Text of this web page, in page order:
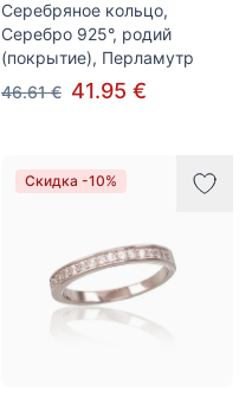
Серебряное кольцо,
Серебро 925°, родий
(покрытие), Перламутр
46.61 € 41.95 €
Скидка -10%